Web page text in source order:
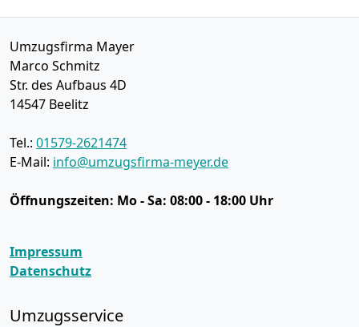
Umzugsfirma Mayer
Marco Schmitz
Str. des Aufbaus 4D
14547 Beelitz
Tel.: 01579-2621474
E-Mail: info@umzugsfirma-meyer.de
Öffnungszeiten: Mo - Sa: 08:00 - 18:00 Uhr
Impressum
Datenschutz
Umzugsservice